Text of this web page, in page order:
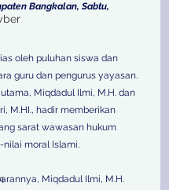
Bangkalan, Sabtu,
oleh puluhan siswa dan
guru dan pengurus yayasan.
Miqdadul Ilmi, M.H. dan
M.HI., hadir memberikan
sarat wawasan hukum
nilai moral Islami.
Miqdadul Ilmi, M.H.